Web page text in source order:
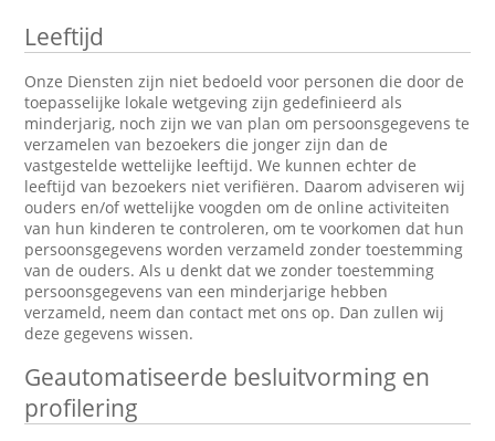
Leeftijd
Onze Diensten zijn niet bedoeld voor personen die door de
toepasselijke lokale wetgeving zijn gedefinieerd als
minderjarig, noch zijn we van plan om persoonsgegevens te
verzamelen van bezoekers die jonger zijn dan de
vastgestelde wettelijke leeftijd. We kunnen echter de
leeftijd van bezoekers niet verifiëren. Daarom adviseren wij
ouders en/of wettelijke voogden om de online activiteiten
van hun kinderen te controleren, om te voorkomen dat hun
persoonsgegevens worden verzameld zonder toestemming
van de ouders. Als u denkt dat we zonder toestemming
persoonsgegevens van een minderjarige hebben
verzameld, neem dan contact met ons op. Dan zullen wij
deze gegevens wissen.
Geautomatiseerde besluitvorming en
profilering